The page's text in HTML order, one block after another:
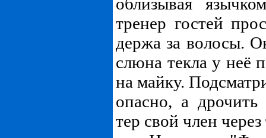
тренер гостей
держа за волосы.
слюна текла у неё
на майку.
опасно, а
тер свой член